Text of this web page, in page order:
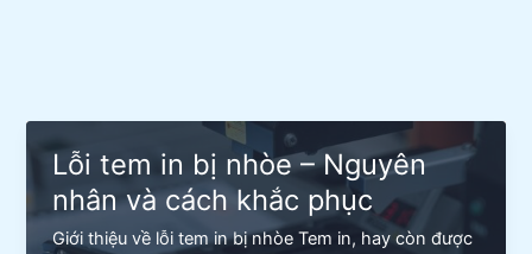
Lỗi tem in bị nhòe – Nguyên
nhân và cách khắc phục
Giới thiệu về lỗi tem in bị nhòe Tem in, hay còn được